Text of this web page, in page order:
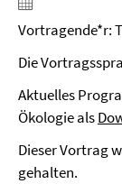
Vortragende*r:
Die
Aktuelles
Ökologie als
Dieser Vortrag
gehalten.